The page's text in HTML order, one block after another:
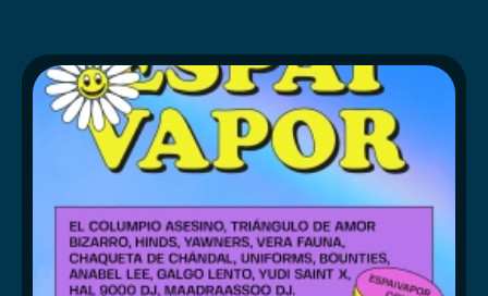
Página Página PáginaPáginaPágina